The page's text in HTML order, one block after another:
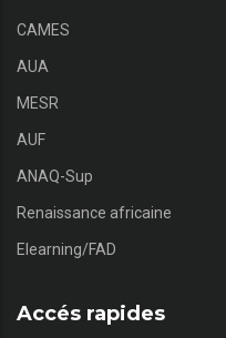
CAMES
AUA
MESR
AUF
ANAQ-Sup
Renaissance africaine
Elearning/FAD
Accés rapides